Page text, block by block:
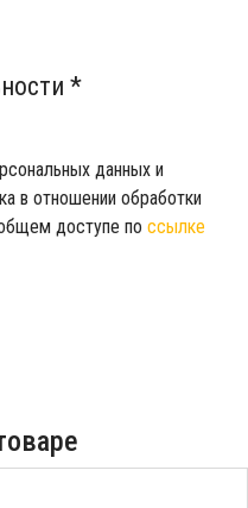
*
данных и
в отношении обработки
доступе по ссылке